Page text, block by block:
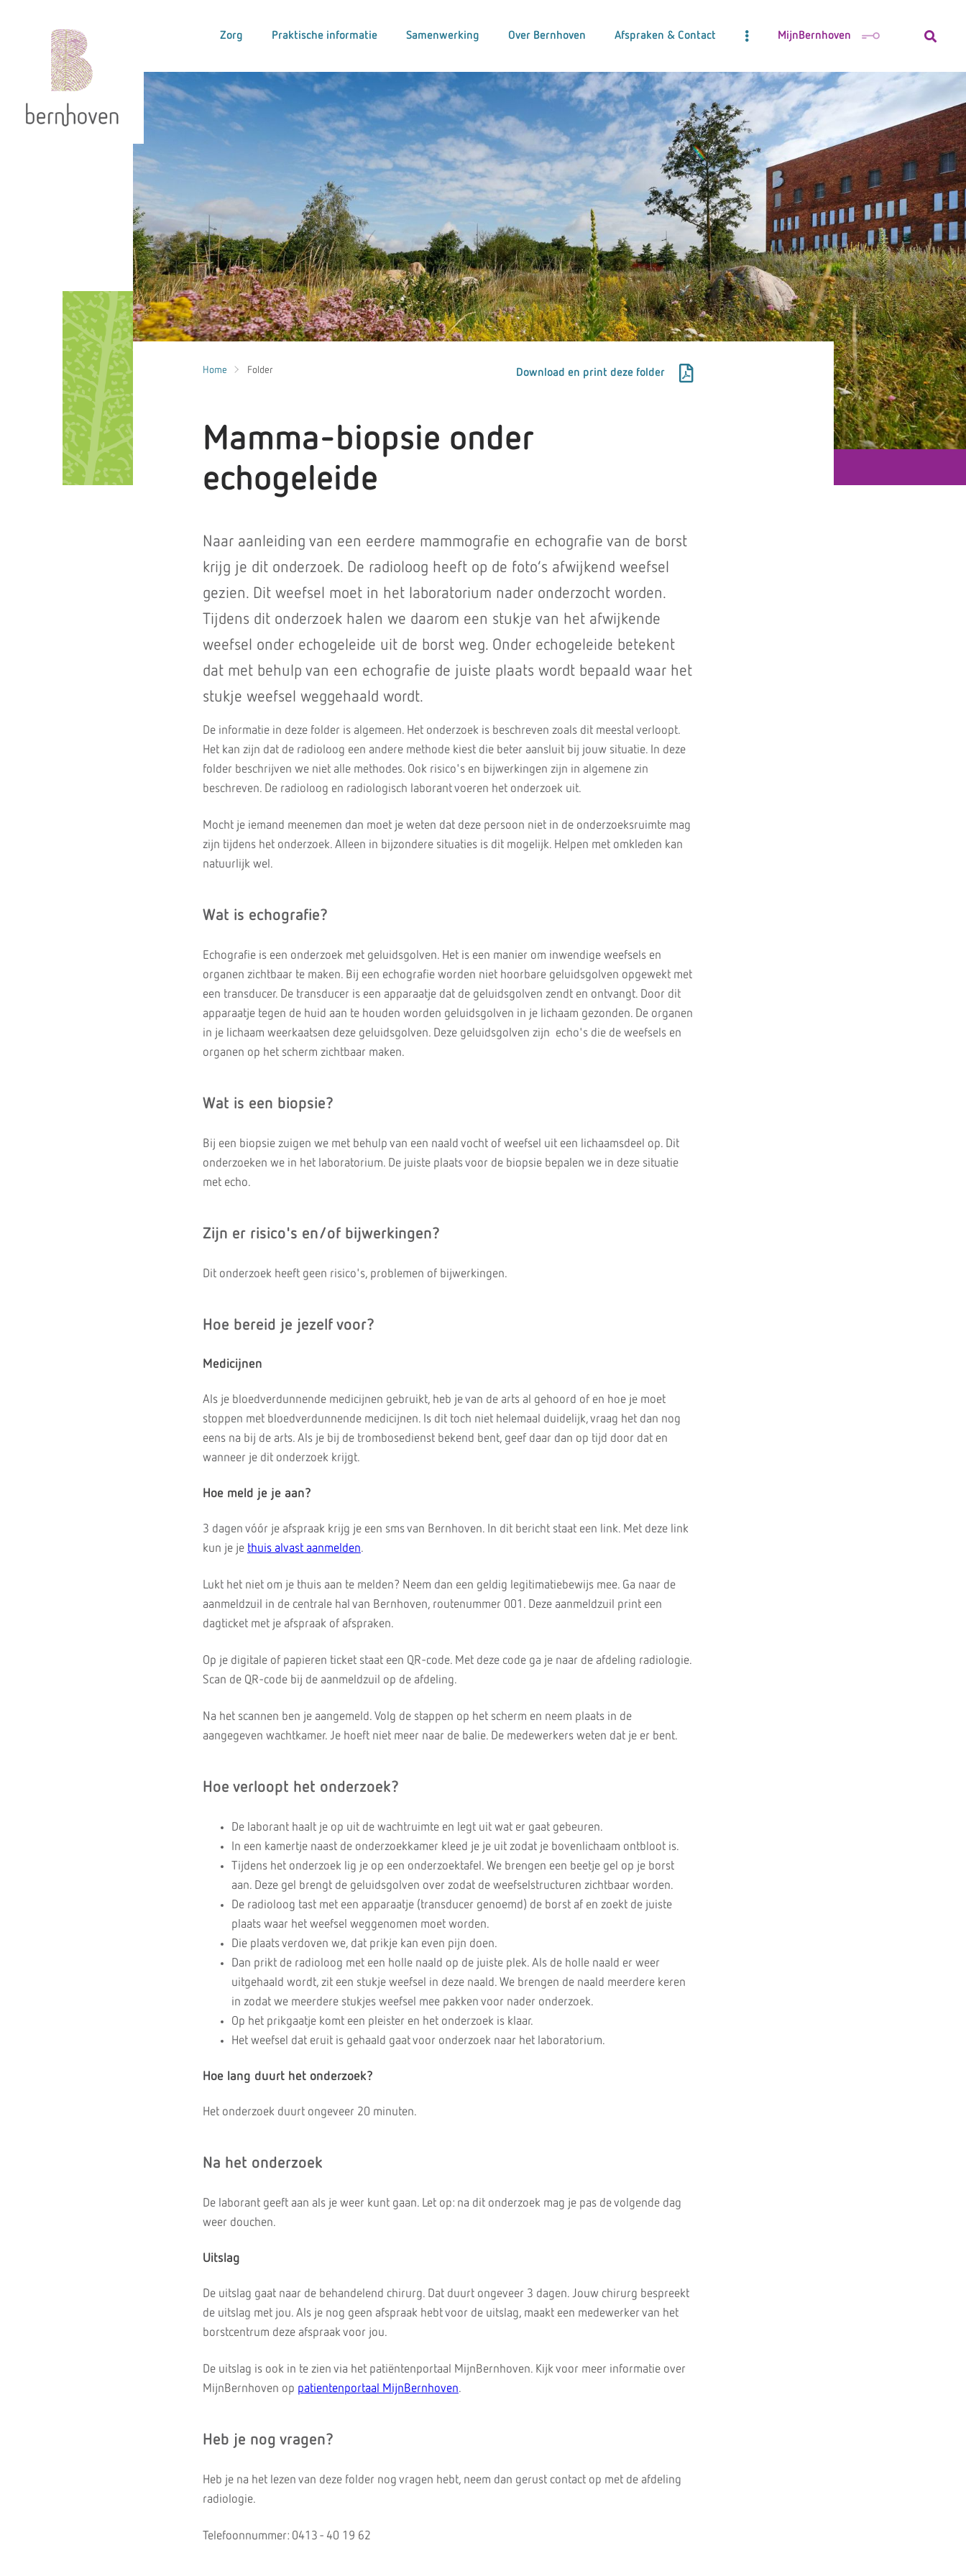
Zorg Praktische informatie Samenwerking Over Bernhoven Afspraken & Contact MijnBernhoven
Home Folder Download en print deze folder
Mamma-biopsie onder
echogeleide
Naar aanleiding van een eerdere mammografie en echografie van de borst
krijg je dit onderzoek. De radioloog heeft op de foto’s afwijkend weefsel
gezien. Dit weefsel moet in het laboratorium nader onderzocht worden.
Tijdens dit onderzoek halen we daarom een stukje van het afwijkende
weefsel onder echogeleide uit de borst weg. Onder echogeleide betekent
dat met behulp van een echografie de juiste plaats wordt bepaald waar het
stukje weefsel weggehaald wordt.
De informatie in deze folder is algemeen. Het onderzoek is beschreven zoals dit meestal verloopt.
Het kan zijn dat de radioloog een andere methode kiest die beter aansluit bij jouw situatie. In deze
folder beschrijven we niet alle methodes. Ook risico's en bijwerkingen zijn in algemene zin
beschreven. De radioloog en radiologisch laborant voeren het onderzoek uit.
Mocht je iemand meenemen dan moet je weten dat deze persoon niet in de onderzoeksruimte mag
zijn tijdens het onderzoek. Alleen in bijzondere situaties is dit mogelijk. Helpen met omkleden kan
natuurlijk wel.
Wat is echografie?
Echografie is een onderzoek met geluidsgolven. Het is een manier om inwendige weefsels en
organen zichtbaar te maken. Bij een echografie worden niet hoorbare geluidsgolven opgewekt met
een transducer. De transducer is een apparaatje dat de geluidsgolven zendt en ontvangt. Door dit
apparaatje tegen de huid aan te houden worden geluidsgolven in je lichaam gezonden. De organen
in je lichaam weerkaatsen deze geluidsgolven. Deze geluidsgolven zijn echo's die de weefsels en
organen op het scherm zichtbaar maken.
Wat is een biopsie?
Bij een biopsie zuigen we met behulp van een naald vocht of weefsel uit een lichaamsdeel op. Dit
onderzoeken we in het laboratorium. De juiste plaats voor de biopsie bepalen we in deze situatie
met echo.
Zijn er risico's en/of bijwerkingen?
Dit onderzoek heeft geen risico's, problemen of bijwerkingen.
Hoe bereid je jezelf voor?
Medicijnen
Als je bloedverdunnende medicijnen gebruikt, heb je van de arts al gehoord of en hoe je moet
stoppen met bloedverdunnende medicijnen. Is dit toch niet helemaal duidelijk, vraag het dan nog
eens na bij de arts. Als je bij de trombosedienst bekend bent, geef daar dan op tijd door dat en
wanneer je dit onderzoek krijgt.
Hoe meld je je aan?
3 dagen vóór je afspraak krijg je een sms van Bernhoven. In dit bericht staat een link. Met deze link
kun je je thuis alvast aanmelden.
Lukt het niet om je thuis aan te melden? Neem dan een geldig legitimatiebewijs mee. Ga naar de
aanmeldzuil in de centrale hal van Bernhoven, routenummer 001. Deze aanmeldzuil print een
dagticket met je afspraak of afspraken.
Op je digitale of papieren ticket staat een QR-code. Met deze code ga je naar de afdeling radiologie.
Scan de QR-code bij de aanmeldzuil op de afdeling.
Na het scannen ben je aangemeld. Volg de stappen op het scherm en neem plaats in de
aangegeven wachtkamer. Je hoeft niet meer naar de balie. De medewerkers weten dat je er bent.
Hoe verloopt het onderzoek?
De laborant haalt je op uit de wachtruimte en legt uit wat er gaat gebeuren.
In een kamertje naast de onderzoekkamer kleed je je uit zodat je bovenlichaam ontbloot is.
Tijdens het onderzoek lig je op een onderzoektafel. We brengen een beetje gel op je borst
aan. Deze gel brengt de geluidsgolven over zodat de weefselstructuren zichtbaar worden.
De radioloog tast met een apparaatje (transducer genoemd) de borst af en zoekt de juiste
plaats waar het weefsel weggenomen moet worden.
Die plaats verdoven we, dat prikje kan even pijn doen.
Dan prikt de radioloog met een holle naald op de juiste plek. Als de holle naald er weer
uitgehaald wordt, zit een stukje weefsel in deze naald. We brengen de naald meerdere keren
in zodat we meerdere stukjes weefsel mee pakken voor nader onderzoek.
Op het prikgaatje komt een pleister en het onderzoek is klaar.
Het weefsel dat eruit is gehaald gaat voor onderzoek naar het laboratorium.
Hoe lang duurt het onderzoek?
Het onderzoek duurt ongeveer 20 minuten.
Na het onderzoek
De laborant geeft aan als je weer kunt gaan. Let op: na dit onderzoek mag je pas de volgende dag
weer douchen.
Uitslag
De uitslag gaat naar de behandelend chirurg. Dat duurt ongeveer 3 dagen. Jouw chirurg bespreekt
de uitslag met jou. Als je nog geen afspraak hebt voor de uitslag, maakt een medewerker van het
borstcentrum deze afspraak voor jou.
De uitslag is ook in te zien via het patiëntenportaal MijnBernhoven. Kijk voor meer informatie over
MijnBernhoven op patientenportaal MijnBernhoven.
Heb je nog vragen?
Heb je na het lezen van deze folder nog vragen hebt, neem dan gerust contact op met de afdeling
radiologie.
Telefoonnummer: 0413 - 40 19 62